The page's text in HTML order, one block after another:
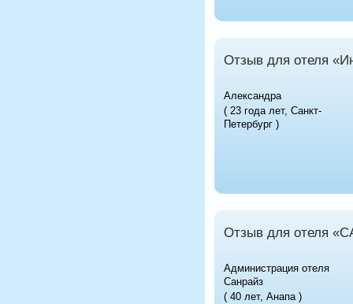
Отзыв для отеля
Александра
( 23 года лет, Санкт-
Петербург )
Отзыв для отеля
Администрация отеля
Санрайз
( 40 лет, Анапа )